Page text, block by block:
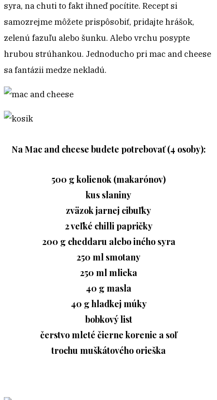
syra, na chuti to fakt ihneď pocítite. Recept si
samozrejme môžete prispôsobiť, pridajte hrášok,
zelenú fazuľu alebo šunku. Alebo vrchu posypte
hrubou strúhankou. Jednoducho pri mac and cheese
sa fantázii medze nekladú.
Na Mac and cheese budete potrebovať (4 osoby):
500 g kolienok (makarónov)
kus slaniny
zväzok jarnej cibuľky
2 veľké chilli papričky
200 g cheddaru alebo iného syra
250 ml smotany
250 ml mlieka
40 g masla
40 g hladkej múky
bobkový list
čerstvo mleté čierne korenie a soľ
trochu muškátového orieška